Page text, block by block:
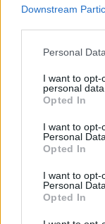
Downstream
Please note that
not limited to
grant or deny
use your data for
consent section.
Personal
I want to opt-
personal data.
Opted In
I want to opt-
Personal Data.
Opted In
I want to opt-
Personal
Opted In
del
Gallura